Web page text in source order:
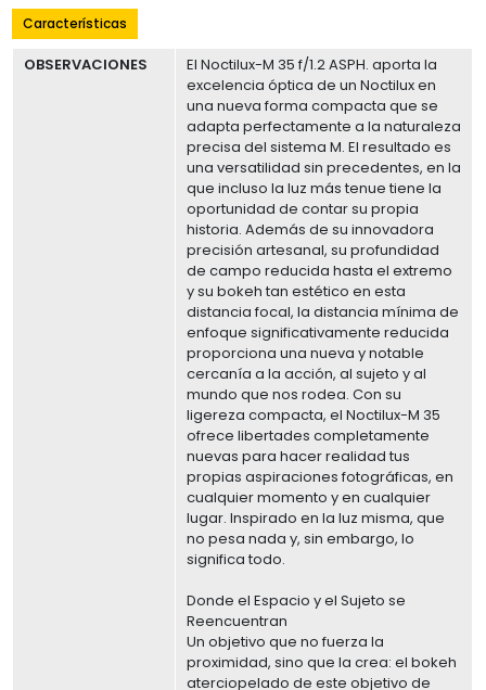
Características
OBSERVACIONES
El Noctilux-M 35 f/1.2 ASPH. aporta la
excelencia óptica de un Noctilux en
una nueva forma compacta que se
adapta perfectamente a la naturaleza
precisa del sistema M. El resultado es
una versatilidad sin precedentes, en la
que incluso la luz más tenue tiene la
oportunidad de contar su propia
historia. Además de su innovadora
precisión artesanal, su profundidad
de campo reducida hasta el extremo
y su bokeh tan estético en esta
distancia focal, la distancia mínima de
enfoque significativamente reducida
proporciona una nueva y notable
cercanía a la acción, al sujeto y al
mundo que nos rodea. Con su
ligereza compacta, el Noctilux-M 35
ofrece libertades completamente
nuevas para hacer realidad tus
propias aspiraciones fotográficas, en
cualquier momento y en cualquier
lugar. Inspirado en la luz misma, que
no pesa nada y, sin embargo, lo
significa todo.
Donde el Espacio y el Sujeto se
Reencuentran
Un objetivo que no fuerza la
proximidad, sino que la crea: el bokeh
aterciopelado de este objetivo de